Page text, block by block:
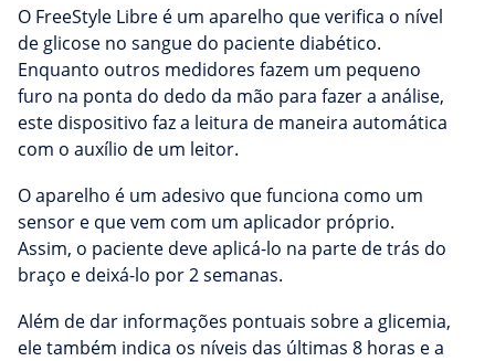
O FreeStyle Libre é um aparelho que verifica o nível
de glicose no sangue do paciente diabético.
Enquanto outros medidores fazem um pequeno
furo na ponta do dedo da mão para fazer a análise,
este dispositivo faz a leitura de maneira automática
com o auxílio de um leitor.
O aparelho é um adesivo que funciona como um
sensor e que vem com um aplicador próprio.
Assim, o paciente deve aplicá-lo na parte de trás do
braço e deixá-lo por 2 semanas.
Além de dar informações pontuais sobre a glicemia,
ele também indica os níveis das últimas 8 horas e a